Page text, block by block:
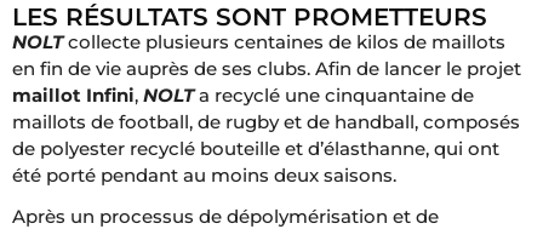
LES RÉSULTATS SONT PROMETTEURS
NOLTcollecte plusieurs centaines de kilos de maillots
en fin de vie auprès de ses clubs. Afin de lancer le projet
maillot Infini, NOLTa recyclé une cinquantaine de
maillots de football, de rugby et de handball, composés
de polyester recyclé bouteille et d’élasthanne, qui ont
été porté pendant au moins deux saisons.
Après un processus de dépolymérisation et de